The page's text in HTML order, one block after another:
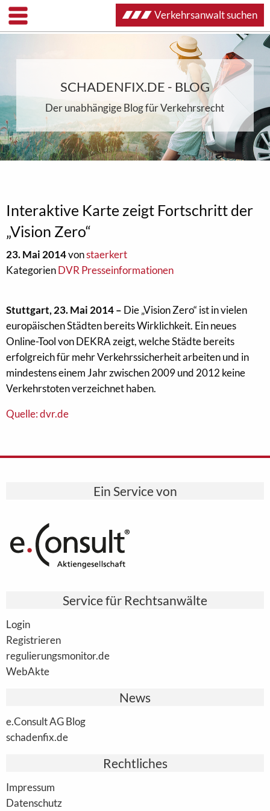
SCHADENFIX.DE - BLOG
Der unabhängige Blog für Verkehrsrecht
Interaktive Karte zeigt Fortschritt der
„Vision Zero“
23. Mai 2014vonstaerkert
KategorienDVR Presseinformationen
Stuttgart, 23. Mai 2014 – Die „Vision Zero“ ist in vielen
europäischen Städten bereits Wirklichkeit. Ein neues
Online-Tool von DEKRA zeigt, welche Städte bereits
erfolgreich für mehr Verkehrssicherheit arbeiten und in
mindestens einem Jahr zwischen 2009 und 2012 keine
Verkehrstoten verzeichnet haben.
Quelle: dvr.de
Ein Service von
Service für Rechtsanwälte
Login
Registrieren
regulierungsmonitor.de
WebAkte
News
e.Consult AG Blog
schadenfix.de
Rechtliches
Impressum
Datenschutz
Verkehrsanwalt suchen